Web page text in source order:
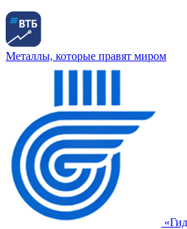
Металлы, которые правят миром